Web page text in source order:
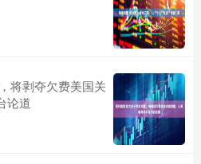
将剥夺欠费美国关
论道